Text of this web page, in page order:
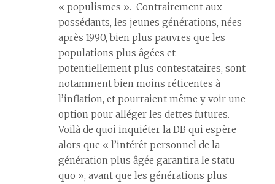
« populismes ». Contrairement aux
possédants, les jeunes générations, nées
après 1990, bien plus pauvres que les
populations plus âgées et
potentiellement plus contestataires, sont
notamment bien moins réticentes à
l’inflation, et pourraient même y voir une
option pour alléger les dettes futures.
Voilà de quoi inquiéter la DB qui espère
alors que « l’intérêt personnel de la
génération plus âgée garantira le statu
quo », avant que les générations plus